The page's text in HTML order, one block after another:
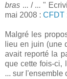
bras ... / ... "
mai 2008 : CFDT
Malgré les
lieu en juin (une
avait reporté la
que cette fois-ci,
... sur l'ensemble